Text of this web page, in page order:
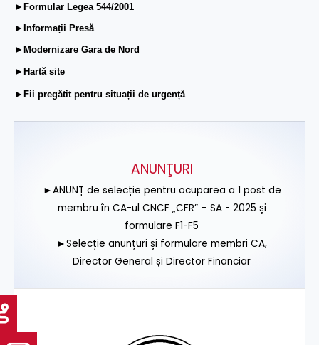
►Formular Legea 544/2001
►Informații Presă
►Modernizare Gara de Nord
►Hartă site
►Fii pregătit pentru situații de urgență
ANUNŢURI
►ANUNȚ de selecție pentru ocuparea a 1 post de
membru în CA-ul CNCF „CFR” – SA - 2025 și
formulare F1-F5
►Selecție anunțuri și formulare membri CA,
Director General și Director Financiar